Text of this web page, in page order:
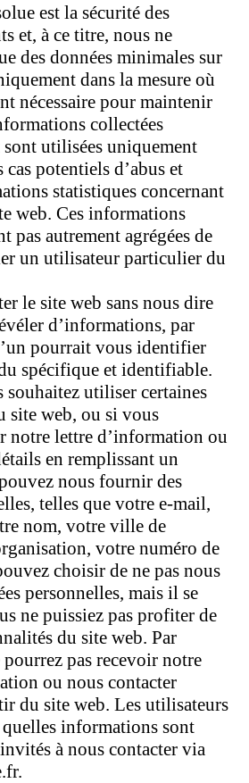
est la sécurité des
et, à ce titre, nous ne
des données minimales sur
dans la mesure où
nécessaire pour maintenir
collectées
utilisées uniquement
potentiels d’abus et
statistiques concernant
web. Ces informations
pas autrement agrégées de
un utilisateur particulier du
le site web sans nous dire
d’informations, par
pourrait vous identifier
spécifique et identifiable.
utiliser certaines
site web, ou si vous
notre lettre d’information ou
en remplissant un
nous fournir des
telles que votre e-mail,
nom, votre ville de
votre numéro de
choisir de ne pas nous
personnelles, mais il se
ne puissiez pas profiter de
du site web. Par
pas recevoir notre
ou nous contacter
du site web. Les utilisateurs
quelles informations sont
à nous contacter via